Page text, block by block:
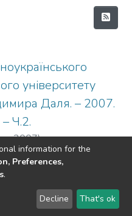
університету
Даля. – 2007.
Ч.2.
,2007)
National University
LYRASIS
Send Feedback
information for the
Preferences,
.
Decline That's ok